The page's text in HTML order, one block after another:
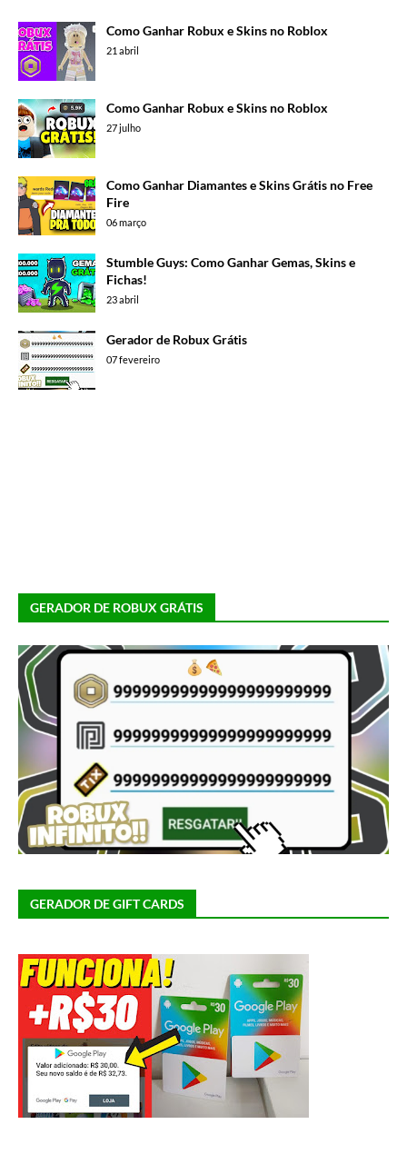
Como Ganhar Robux e Skins no Roblox
21 abril
Como Ganhar Robux e Skins no Roblox
27 julho
Como Ganhar Diamantes e Skins Grátis no Free
Fire
06 março
Stumble Guys: Como Ganhar Gemas, Skins e
Fichas!
23 abril
Gerador de Robux Grátis
07 fevereiro
GERADOR DE ROBUX GRÁTIS
GERADOR DE GIFT CARDS